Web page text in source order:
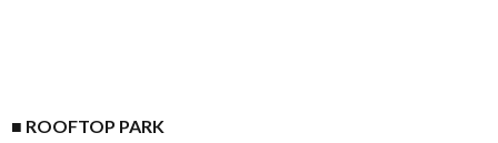
ROOFTOP PARK